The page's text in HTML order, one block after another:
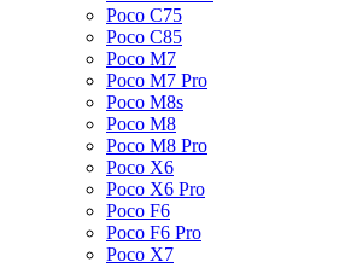
Poco C75
Poco C85
Poco M7
Poco M7 Pro
Poco M8s
Poco M8
Poco M8 Pro
Poco X6
Poco X6 Pro
Poco F6
Poco F6 Pro
Poco X7